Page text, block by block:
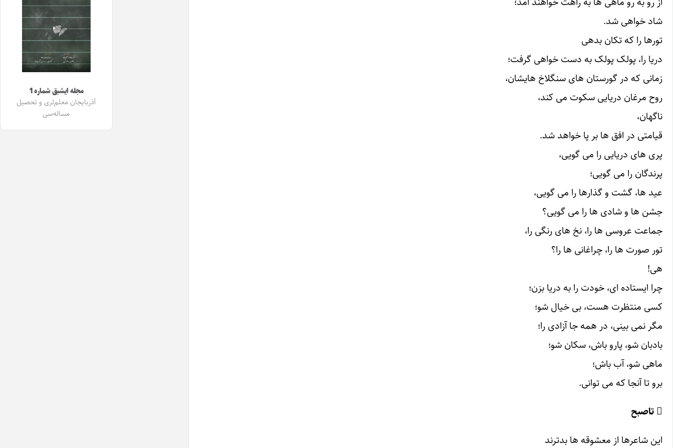
شاد خواهی شد.
تورها را که تکان بدهی
دریا را، پولک پولک به دست خواهی گرفت؛
زمانی که در گورستان های سنگلاخ هایشان،
روح مرغان دریایی سکوت می کند،
ناگهان،
قیامتی در افق ها بر پا خواهد شد.
پری های دریایی را می گویی،
پرندگان را می گویی؛
عید ها، گشت و گذارها را می گویی،
جشن ها و شادی ها را می گویی؟
جماعت عروسی ها را، نخ های رنگی را،
تور صورت ها را، چراغانی ها را؟
هی!
چرا ایستاده ای، خودت را به دریا بزن؛
کسی منتظرت هست، بی خیال شو؛
مگر نمی بینی، در همه جا آزادی را؛
بادبان شو، پارو باش، سکان شو؛
ماهی شو، آب باش؛
برو تا آنجا که می توانی.
 تاصبح
این شاعرها از معشوقه ها بدترند
مجله ایشیق شماره 1
آذربایجان معلم‌لری و تحصیل
مساله‌سی